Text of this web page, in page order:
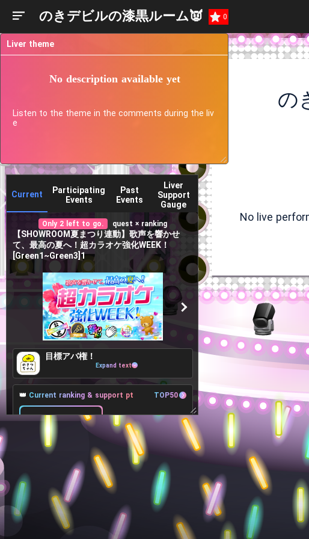
のきデビルの漆黒ルーム👿 0
の
No live
Current
Participating
Events
Past
Events
Liver
Support
Gauge
Only 2 left to go. quest × ranking
【SHOWROOM夏まつり連動】歌声を響かせ
て、最高の夏へ！超カラオケ強化WEEK！
[Green1~Green3]1
目標アバ権！
Expand text
👑 Current ranking & support pt TOP50
53Place
1,429pt
52Place
+8pt
54Place
-132pt
Target Lv, Support pt, Benefits All 40Lv
Goals 5Lv2,000pt
571pt more to achieve
自分のルームお決まりの挨拶でリスナーさ
んと盛り上がろう！
Liver theme
No description available yet
Listen to the theme in the comments during the liv
e